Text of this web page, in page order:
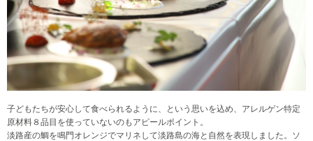
子どもたちが安心して食べられるように、という思いを込め、アレルゲン特定
原材料８品目を使っていないのもアピールポイント。
淡路産の鯛を鳴門オレンジでマリネして淡路島の海と自然を表現しました。ソ